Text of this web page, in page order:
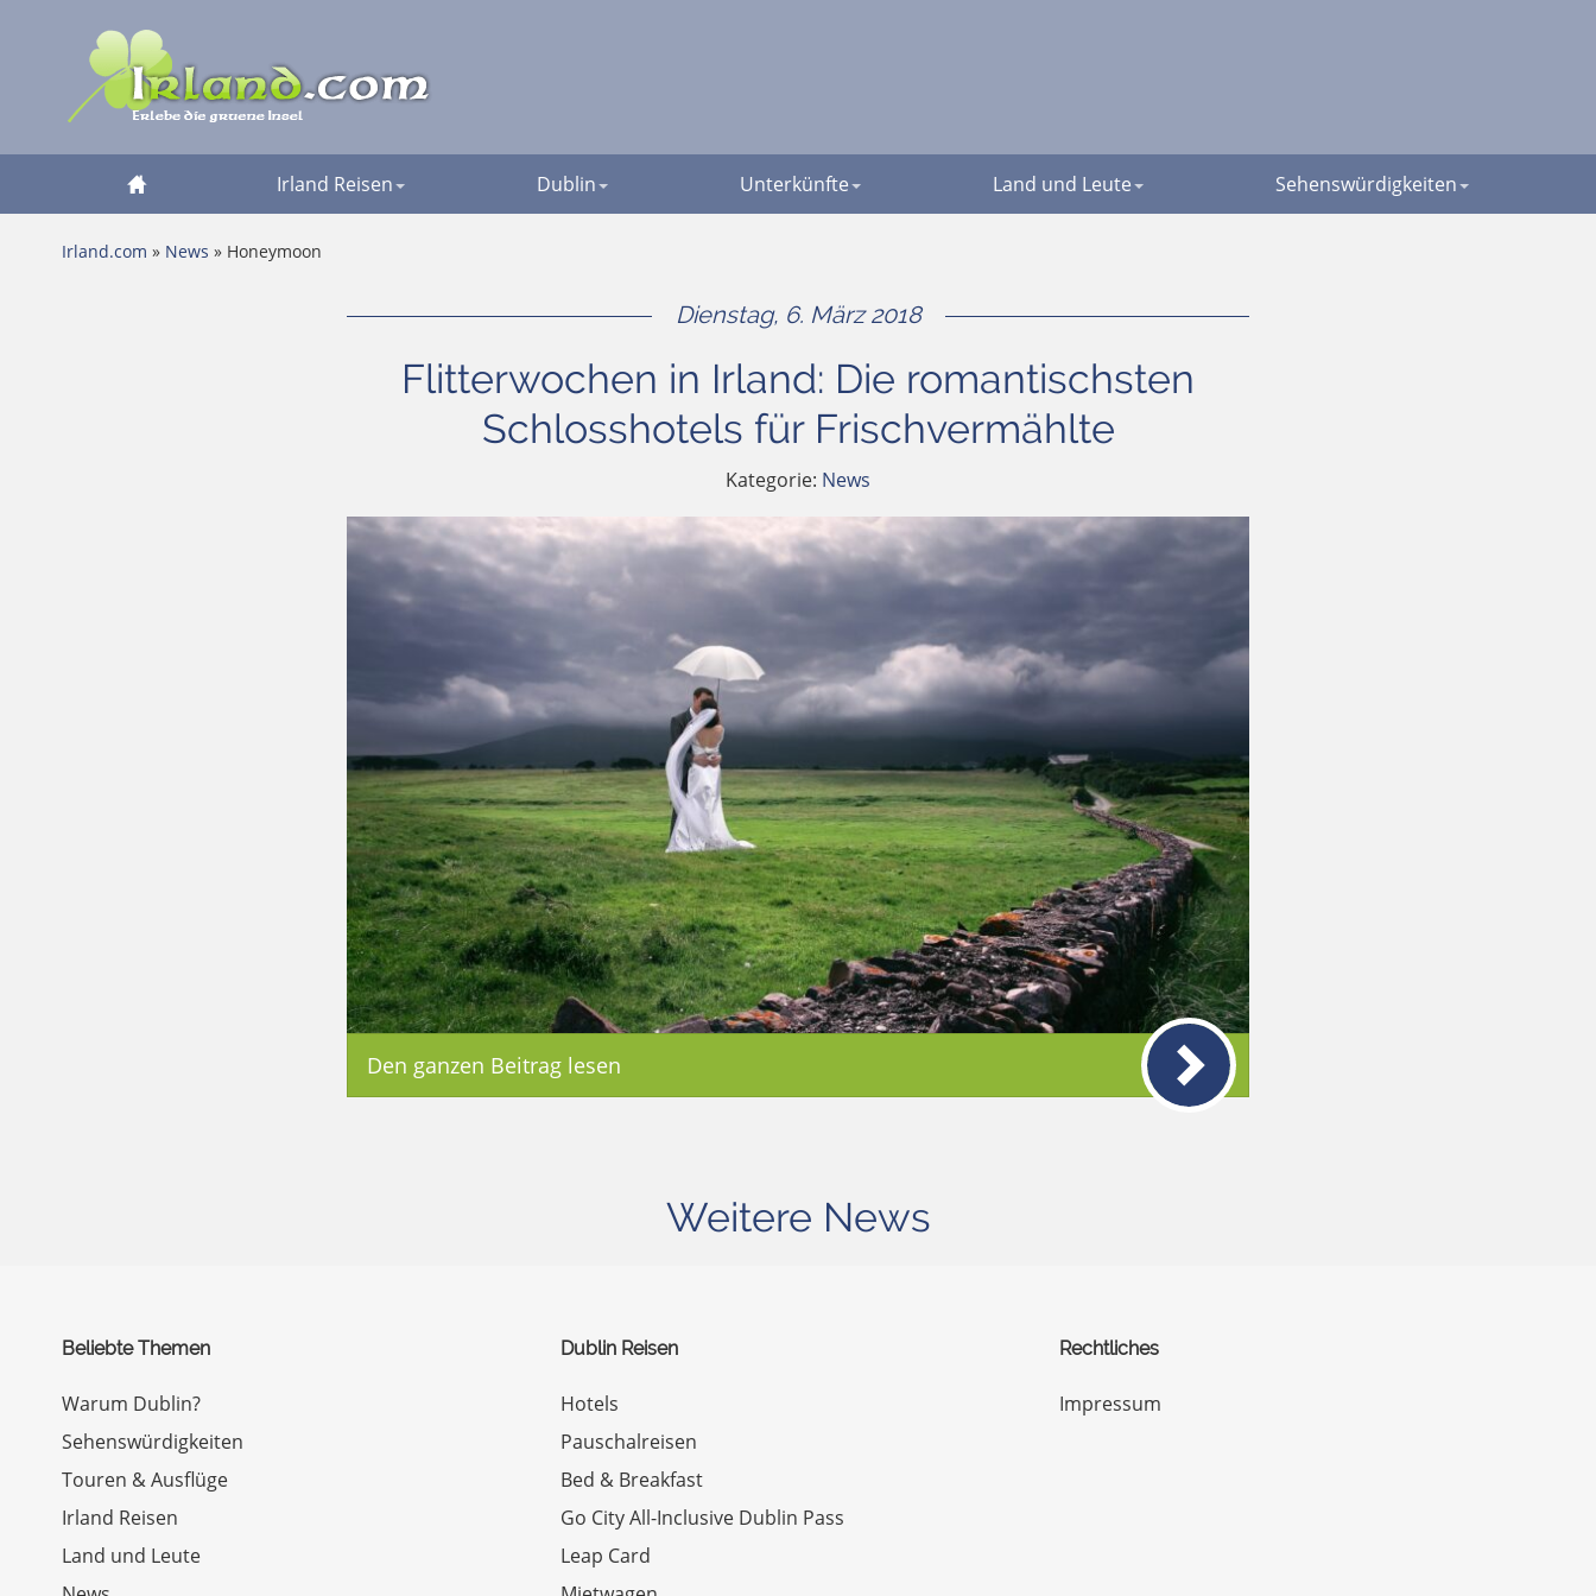
Irland Reisen Dublin Unterkünfte Land und Leute Sehenswürdigkeiten
Irland.com » News » Honeymoon
Dienstag, 6. März 2018
Flitterwochen in Irland: Die romantischsten
Schlosshotels für Frischvermählte
Kategorie: News
Den ganzen Beitrag lesen
Weitere News
Beliebte Themen
Warum Dublin?
Sehenswürdigkeiten
Touren & Ausflüge
Irland Reisen
Land und Leute
Dublin Reisen
Hotels
Pauschalreisen
Bed & Breakfast
Go City All-Inclusive Dublin Pass
Leap Card
Rechtliches
Impressum